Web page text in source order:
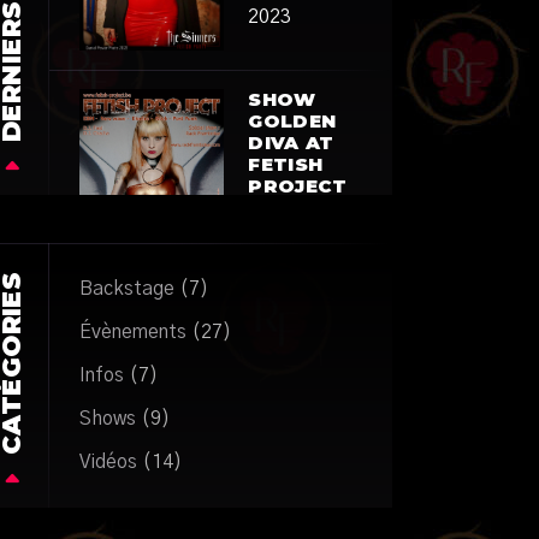
2023
SHOW
GOLDEN
DIVA AT
FETISH
PROJECT
Backstage (7)
Évènements (27)
Infos (7)
Shows (9)
Vidéos (14)